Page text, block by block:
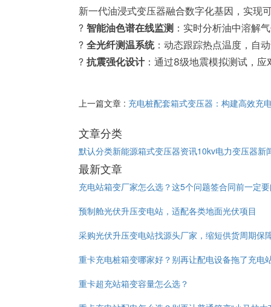
新一代油浸式变压器融合数字化基因，实现
? 智能油色谱在线监测 ：实时分析油中溶解
? 全光纤测温系统：动态跟踪热点温度，自
? 抗震强化设计：通过8级地震模拟测试，应
上一篇文章 : 充电桩配套箱式变压器：构建高效充
文章分类
默认分类新能源箱式变压器资讯10kv电力变压器新
最新文章
充电站箱变厂家怎么选？这5个问题签合同前一定
预制舱光伏升压变电站，适配各类地面光伏项目
采购光伏升压变电站找源头厂家，缩短供货周期保
重卡充电桩箱变哪家好？别再让配电设备拖了充电
重卡超充站箱变容量怎么选？